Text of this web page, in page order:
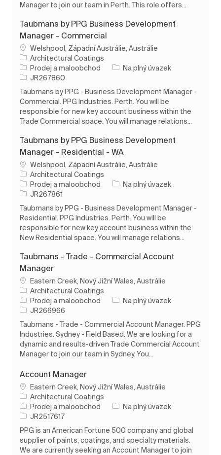
Manager to join our team in Perth. This role offers...
Taubmans by PPG Business Development
Manager - Commercial
Umístění
Welshpool, Západní Austrálie, Austrálie
Architectural Coatings
Kategorie
Prodej a maloobchod Typ úlohy
Na plný úvazek
ID úlohy
JR267860
Taubmans by PPG - Business Development Manager -
Commercial. PPG Industries. Perth. You will be
responsible for new key account business within the
Trade Commercial space. You will manage relations...
Taubmans by PPG Business Development
Manager - Residential - WA
Umístění
Welshpool, Západní Austrálie, Austrálie
Architectural Coatings
Kategorie
Prodej a maloobchod Typ úlohy
Na plný úvazek
ID úlohy
JR267861
Taubmans by PPG - Business Development Manager -
Residential. PPG Industries. Perth. You will be
responsible for new key account business within the
New Residential space. You will manage relations...
Taubmans - Trade - Commercial Account
Manager
Umístění
Eastern Creek, Nový Jižní Wales, Austrálie
Architectural Coatings
Kategorie
Prodej a maloobchod Typ úlohy
Na plný úvazek
ID úlohy
JR266966
Taubmans - Trade - Commercial Account Manager. PPG
Industries. Sydney - Field Based. We are looking for a
dynamic and results-driven Trade Commercial Account
Manager to join our team in Sydney. You...
Account Manager
Umístění
Eastern Creek, Nový Jižní Wales, Austrálie
Architectural Coatings
Kategorie
Prodej a maloobchod Typ úlohy
Na plný úvazek
ID úlohy
JR2517617
PPG is an American Fortune 500 company and global
supplier of paints, coatings, and specialty materials.
We are currently seeking an Account Manager to join